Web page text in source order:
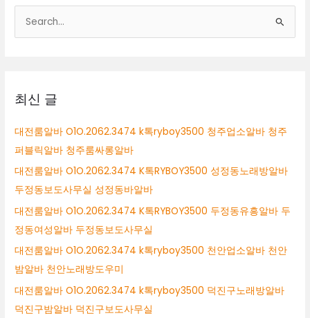
색
최신 글
대전룸알바 O1O.2062.3474 k톡ryboy3500 청주업소알바 청주
퍼블릭알바 청주룸싸롱알바
대전룸알바 O1O.2062.3474 K톡RYBOY3500 성정동노래방알바
두정동보도사무실 성정동바알바
대전룸알바 O1O.2062.3474 K톡RYBOY3500 두정동유흥알바 두
정동여성알바 두정동보도사무실
대전룸알바 O1O.2062.3474 k톡ryboy3500 천안업소알바 천안
밤알바 천안노래방도우미
대전룸알바 O1O.2062.3474 k톡ryboy3500 덕진구노래방알바
덕진구밤알바 덕진구보도사무실